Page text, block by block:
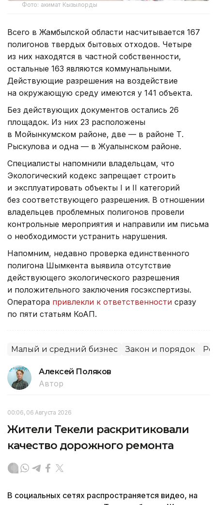
Фото: акимат Кызылорды
Всего в Жамбылской области насчитывается 167
полигонов твердых бытовых отходов. Четыре
из них находятся в частной собственности,
остальные 163 являются коммунальными.
Действующие разрешения на воздействие
на окружающую среду имеются у 141 объекта.
Без действующих документов остались 26
площадок. Из них 23 расположены
в Мойынкумском районе, две — в районе Т.
Рыскулова и одна — в Жуалынском районе.
Специалисты напомнили владельцам, что
Экологический кодекс запрещает строить
и эксплуатировать объекты I и II категорий
без соответствующего разрешения. В отношении
владельцев проблемных полигонов провели
контрольные мероприятия и направили им письма
о необходимости устранить нарушения.
Напомним, недавно проверка единственного
полигона Шымкента выявила отсутствие
действующего экологического разрешения
и положительного заключения госэкспертизы.
Оператора привлекли к ответственности сразу
по пяти статьям КоАП.
Малый и средний бизнес Закон и порядок
Алексей Поляков
Автор
00:06, 06 Августа 2026
Жители Текели раскритиковали
качество дорожного ремонта
В социальных сетях распространяется видео, на